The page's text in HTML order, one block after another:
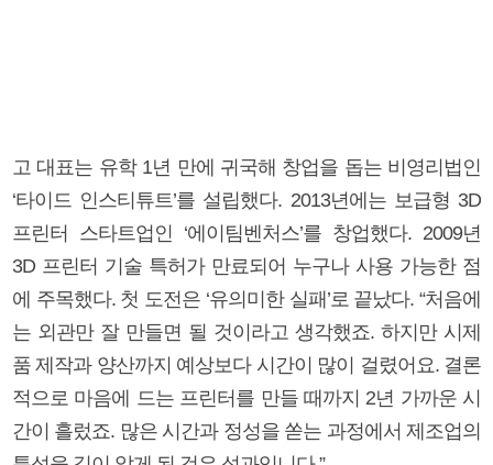
고 대표는 유학 1년 만에 귀국해 창업을 돕는 비영리법인
‘타이드 인스티튜트’를 설립했다. 2013년에는 보급형 3D
프린터 스타트업인 ‘에이팀벤처스’를 창업했다. 2009년
3D 프린터 기술 특허가 만료되어 누구나 사용 가능한 점
에 주목했다. 첫 도전은 ‘유의미한 실패’로 끝났다. “처음에
는 외관만 잘 만들면 될 것이라고 생각했죠. 하지만 시제
품 제작과 양산까지 예상보다 시간이 많이 걸렸어요. 결론
적으로 마음에 드는 프린터를 만들 때까지 2년 가까운 시
간이 흘렀죠. 많은 시간과 정성을 쏟는 과정에서 제조업의